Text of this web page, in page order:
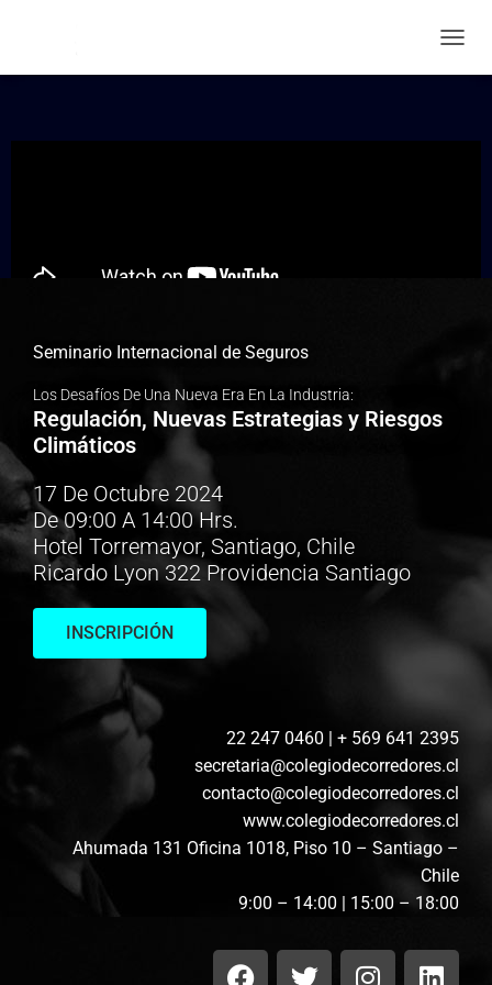
Seminario Internacional de Seguros
Los Desafíos De Una Nueva Era En La Industria:
Regulación, Nuevas Estrategias y Riesgos
Climáticos
17 De Octubre 2024
De 09:00 A 14:00 Hrs.
Hotel Torremayor, Santiago, Chile
Ricardo Lyon 322 Providencia Santiago
INSCRIPCIÓN
22 247 0460 | + 569 641 2395
secretaria@colegiodecorredores.cl
contacto@colegiodecorredores.cl
www.colegiodecorredores.cl
Ahumada 131 Oficina 1018, Piso 10 – Santiago –
Chile
9:00 – 14:00 | 15:00 – 18:00